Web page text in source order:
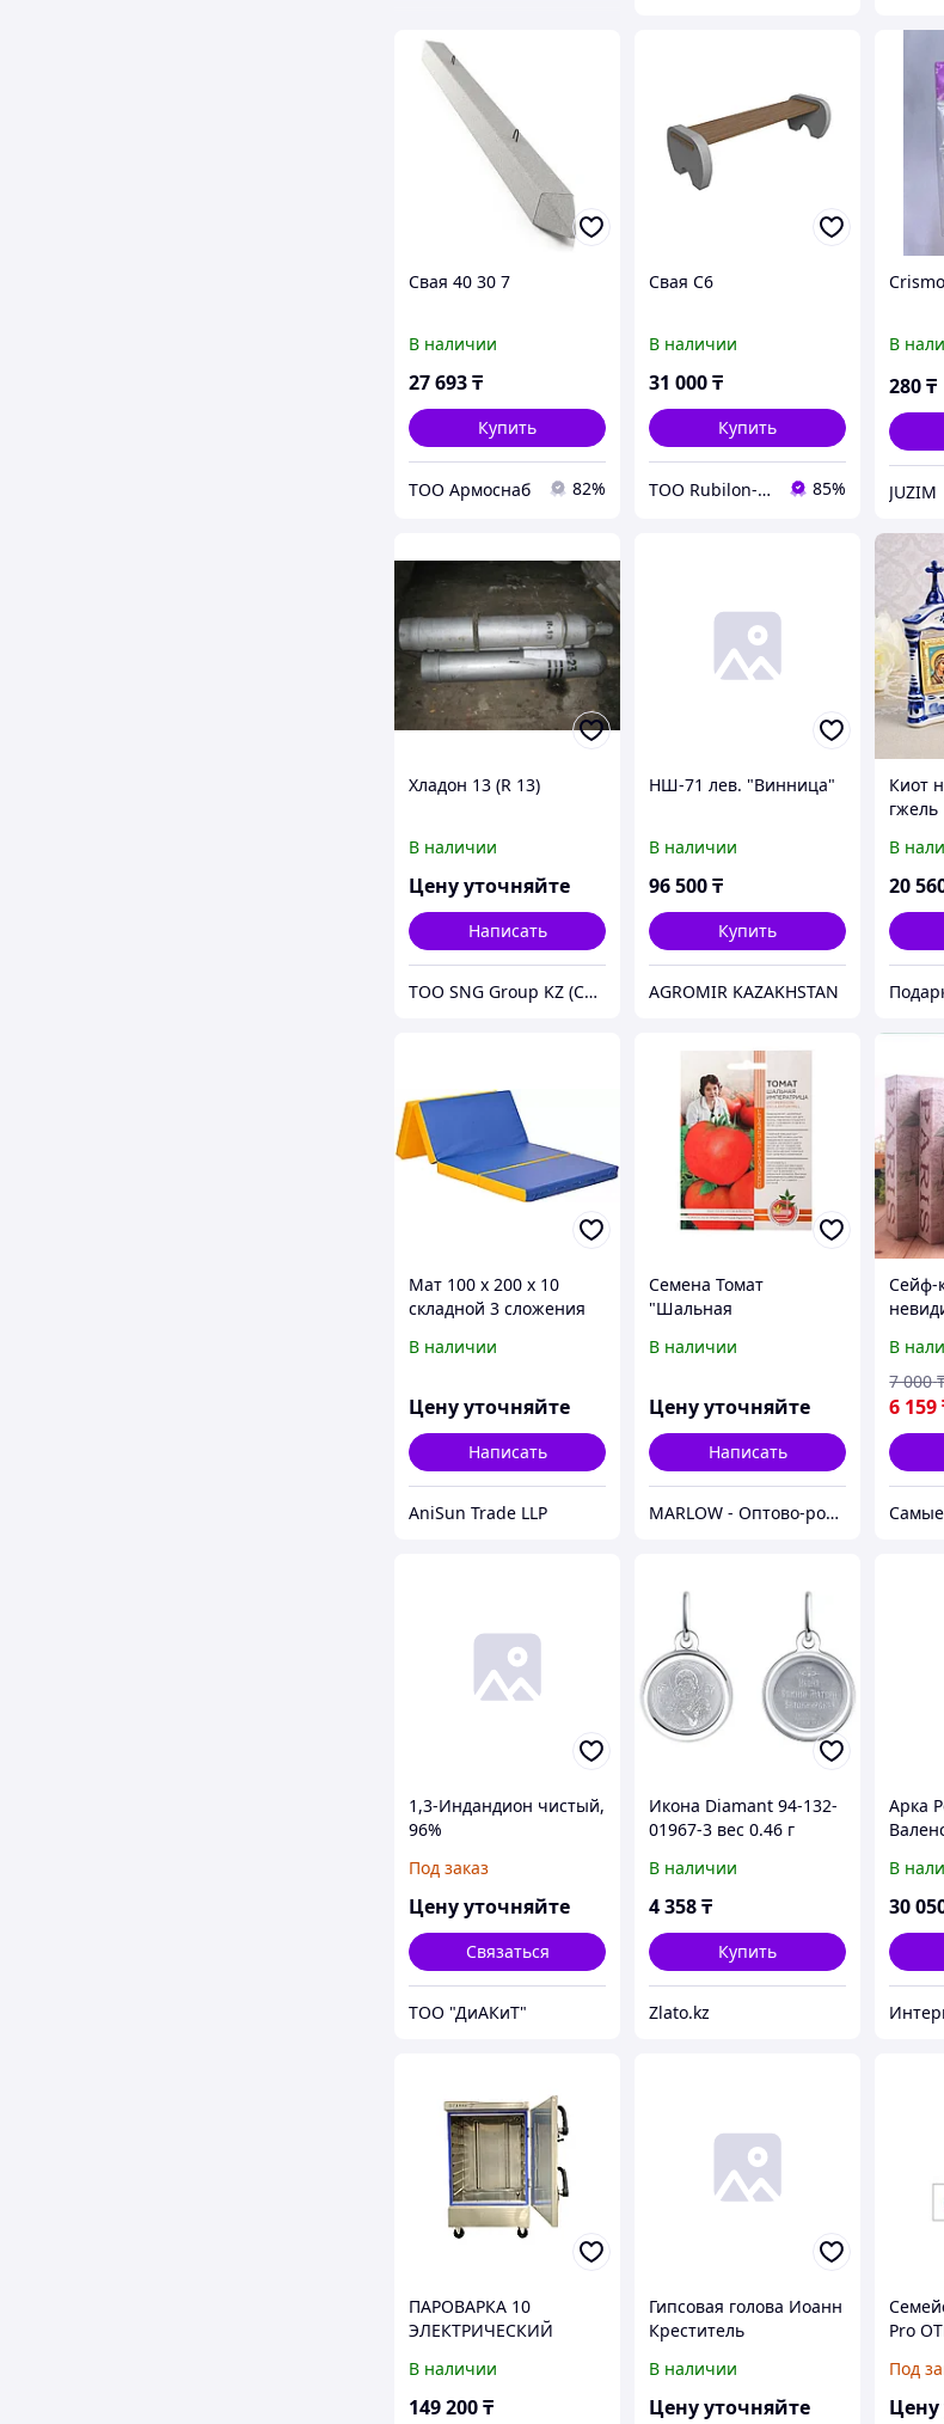
Свая 40 30 7
В наличии
27 693₸
Купить
ТОО Армоснаб 82%
Свая С6
В наличии
31 000₸
Купить
ТОО Rubilon-поставщик №1 85%
В
280₸
JUZIM
Хладон 13 (R 13)
В наличии
Цену уточняйте
Написать
ТОО SNG Group KZ (СНГ Групп КЗ)
НШ-71 лев. "Винница"
В наличии
96 500₸
Купить
AGROMIR KAZAKHSTAN
Киот
гжель
В
20
Мат 100 х 200 х 10
складной 3 сложения
В наличии
Цену уточняйте
Написать
AniSun Trade LLP
Семена Томат
"Шальная
В наличии
Цену уточняйте
Написать
MARLOW - Оптово-розничный склад.
Сейф-
В
6 159
7 000
1,3-Индандион чистый,
96%
Под заказ
Цену уточняйте
Связаться
ТОО "ДиАКиТ"
Икона Diamant 94-132-
01967-3 вес 0.46 г
В наличии
4 358₸
Купить
Zlato.kz
Арка
В
30
ПАРОВАРКА 10
ЭЛЕКТРИЧЕСКИЙ
В наличии
149 200₸
Гипсовая голова Иоанн
Креститель
В наличии
Цену уточняйте
Pro
Под
Цену